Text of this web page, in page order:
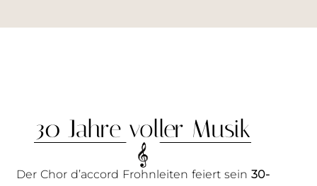
30 Jahre voller Musik
Der Chor d’accord Frohnleiten feiert sein 30-